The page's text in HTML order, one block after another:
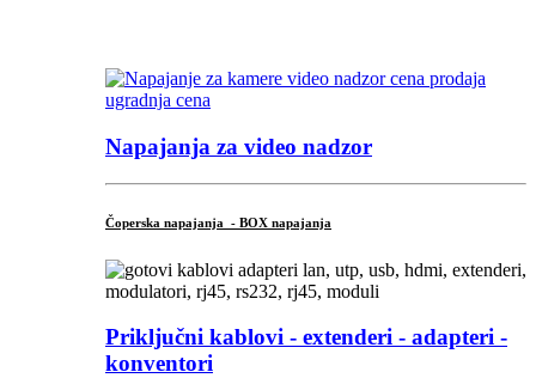
Napajanja za video nadzor
Čoperska napajanja - BOX napajanja
Priključni kablovi - extenderi - adapteri -
konventori